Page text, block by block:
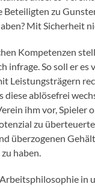
Beteiligten zu
Mit Sicherheit
Kompetenzen
infrage. So soll er es
Leistungsträgern
diese ablösefrei
ihm vor, Spieler
zu
überzogenen
haben.
in